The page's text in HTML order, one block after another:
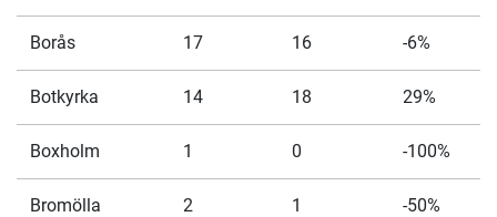
Borås 17 16 -6%
Botkyrka 14 18 29%
Boxholm 1 0 -100%
Bromölla 2 1 -50%